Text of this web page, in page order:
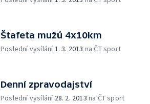
Štafeta mužů 4x10km
Poslední vysílání1. 3. 2013 na ČT sport
Denní zpravodajství
Poslední vysílání 28. 2. 2013 na ČT sport